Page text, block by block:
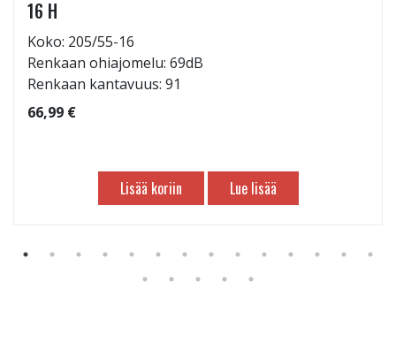
16 H
Koko: 205/55-16
Renkaan ohiajomelu: 69dB
Renkaan kantavuus: 91
66,99 €
Lisää koriin Lue lisää